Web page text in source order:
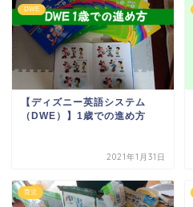
DWE
【ディズニー英語システム
（DWE）】1歳での進め方
2021年1月31日
育児